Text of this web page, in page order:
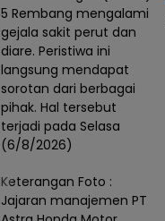
5 Rembang mengalami
gejala sakit perut dan
diare. Peristiwa ini
langsung mendapat
sorotan dari berbagai
pihak. Hal tersebut
terjadi pada Selasa
(6/8/2026)
Keterangan Foto :
Jajaran manajemen PT